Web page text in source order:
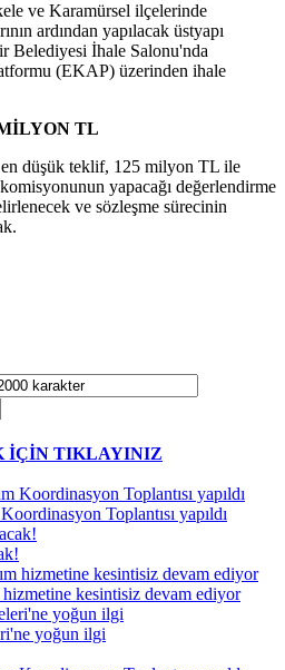
ve Karamürsel ilçelerinde
ardından yapılacak üstyapı
Belediyesi İhale Salonu'nda
(EKAP) üzerinden ihale
TL
en düşük teklif, 125 milyon TL ile
yapacağı değerlendirme
ve sözleşme sürecinin
İÇİN TIKLAYINIZ
Toplantısı yapıldı
kesintisiz devam ediyor
yoğun ilgi